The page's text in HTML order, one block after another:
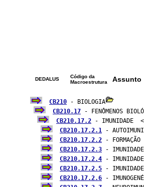
DEDALUS
Código da
Macroestrutura
Assunto
CB210 - BIOLOGIA
CB210.17 - FENÔMENOS
CB210.17.2 - IMUNIDADE
CB210.17.2.1 -
CB210.17.2.2 - FORMAÇÃO
CB210.17.2.3 -
CB210.17.2.4 - IMUNIDADE
CB210.17.2.5 -
CB210.17.2.6 -